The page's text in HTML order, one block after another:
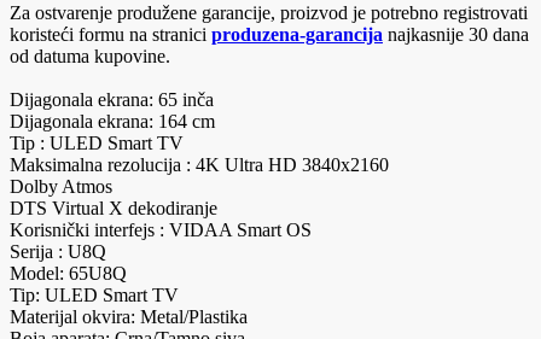
Za ostvarenje produžene garancije, proizvod je potrebno registrovati
koristeći formu na stranici produzena-garancija najkasnije 30 dana
od datuma kupovine.
Dijagonala ekrana: 65 inča
Dijagonala ekrana: 164 cm
Tip : ULED Smart TV
Maksimalna rezolucija : 4K Ultra HD 3840x2160
Dolby Atmos
DTS Virtual X dekodiranje
Korisnički interfejs : VIDAA Smart OS
Serija : U8Q
Model: 65U8Q
Tip: ULED Smart TV
Materijal okvira: Metal/Plastika